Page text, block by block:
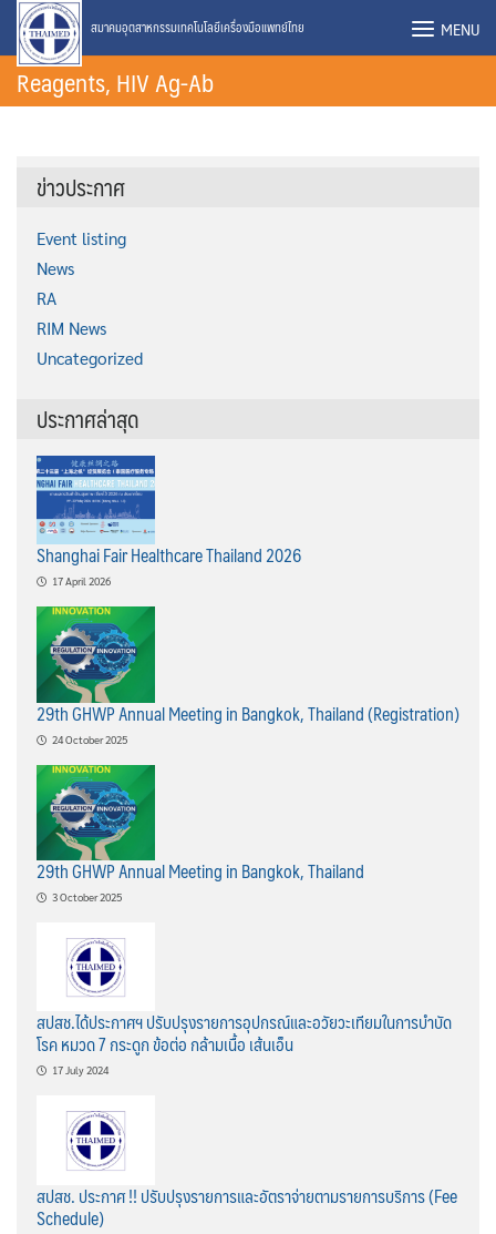
Skip
content
สมาคมอุตสาหกรรมเทคโนโลยีเครื่องมือแพทย์ไทย MENU
Reagents, HIV Ag-Ab
ข่าวประกาศ
Event listing
News
RA
RIM News
Uncategorized
ประกาศล่าสุด
Shanghai Fair Healthcare Thailand 2026
17 April 2026
29th GHWP Annual Meeting in Bangkok, Thailand (Registration)
24 October 2025
29th GHWP Annual Meeting in Bangkok, Thailand
3 October 2025
สปสช.ได้ประกาศฯ ปรับปรุงรายการอุปกรณ์และอวัยวะเทียมในการบำบัด
โรค หมวด 7 กระดูก ข้อต่อ กล้ามเนื้อ เส้นเอ็น
17 July 2024
สปสช. ประกาศ !! ปรับปรุงรายการและอัตราจ่ายตามรายการบริการ (Fee
Schedule)